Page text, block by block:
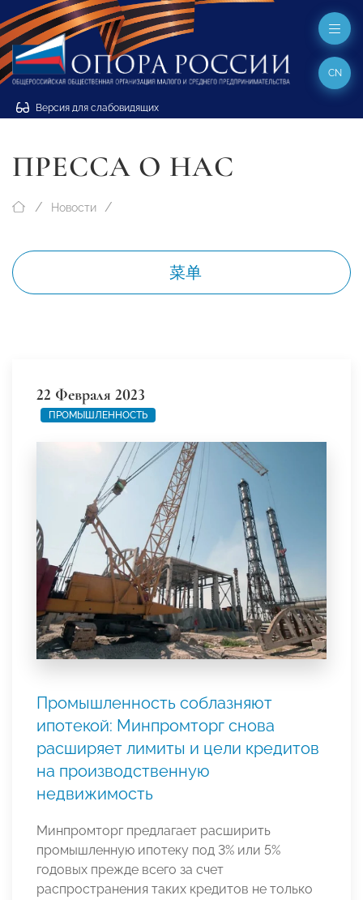
Версия для слабовидящих
CN
ПРЕССА О НАС
Новости
菜单
22 Февраля 2023
ПРОМЫШЛЕННОСТЬ
Промышленность соблазняют
ипотекой: Минпромторг снова
расширяет лимиты и цели кредитов
на производственную
недвижимость
Минпромторг предлагает расширить
промышленную ипотеку под 3% или 5%
годовых прежде всего за счет
распространения таких кредитов не только